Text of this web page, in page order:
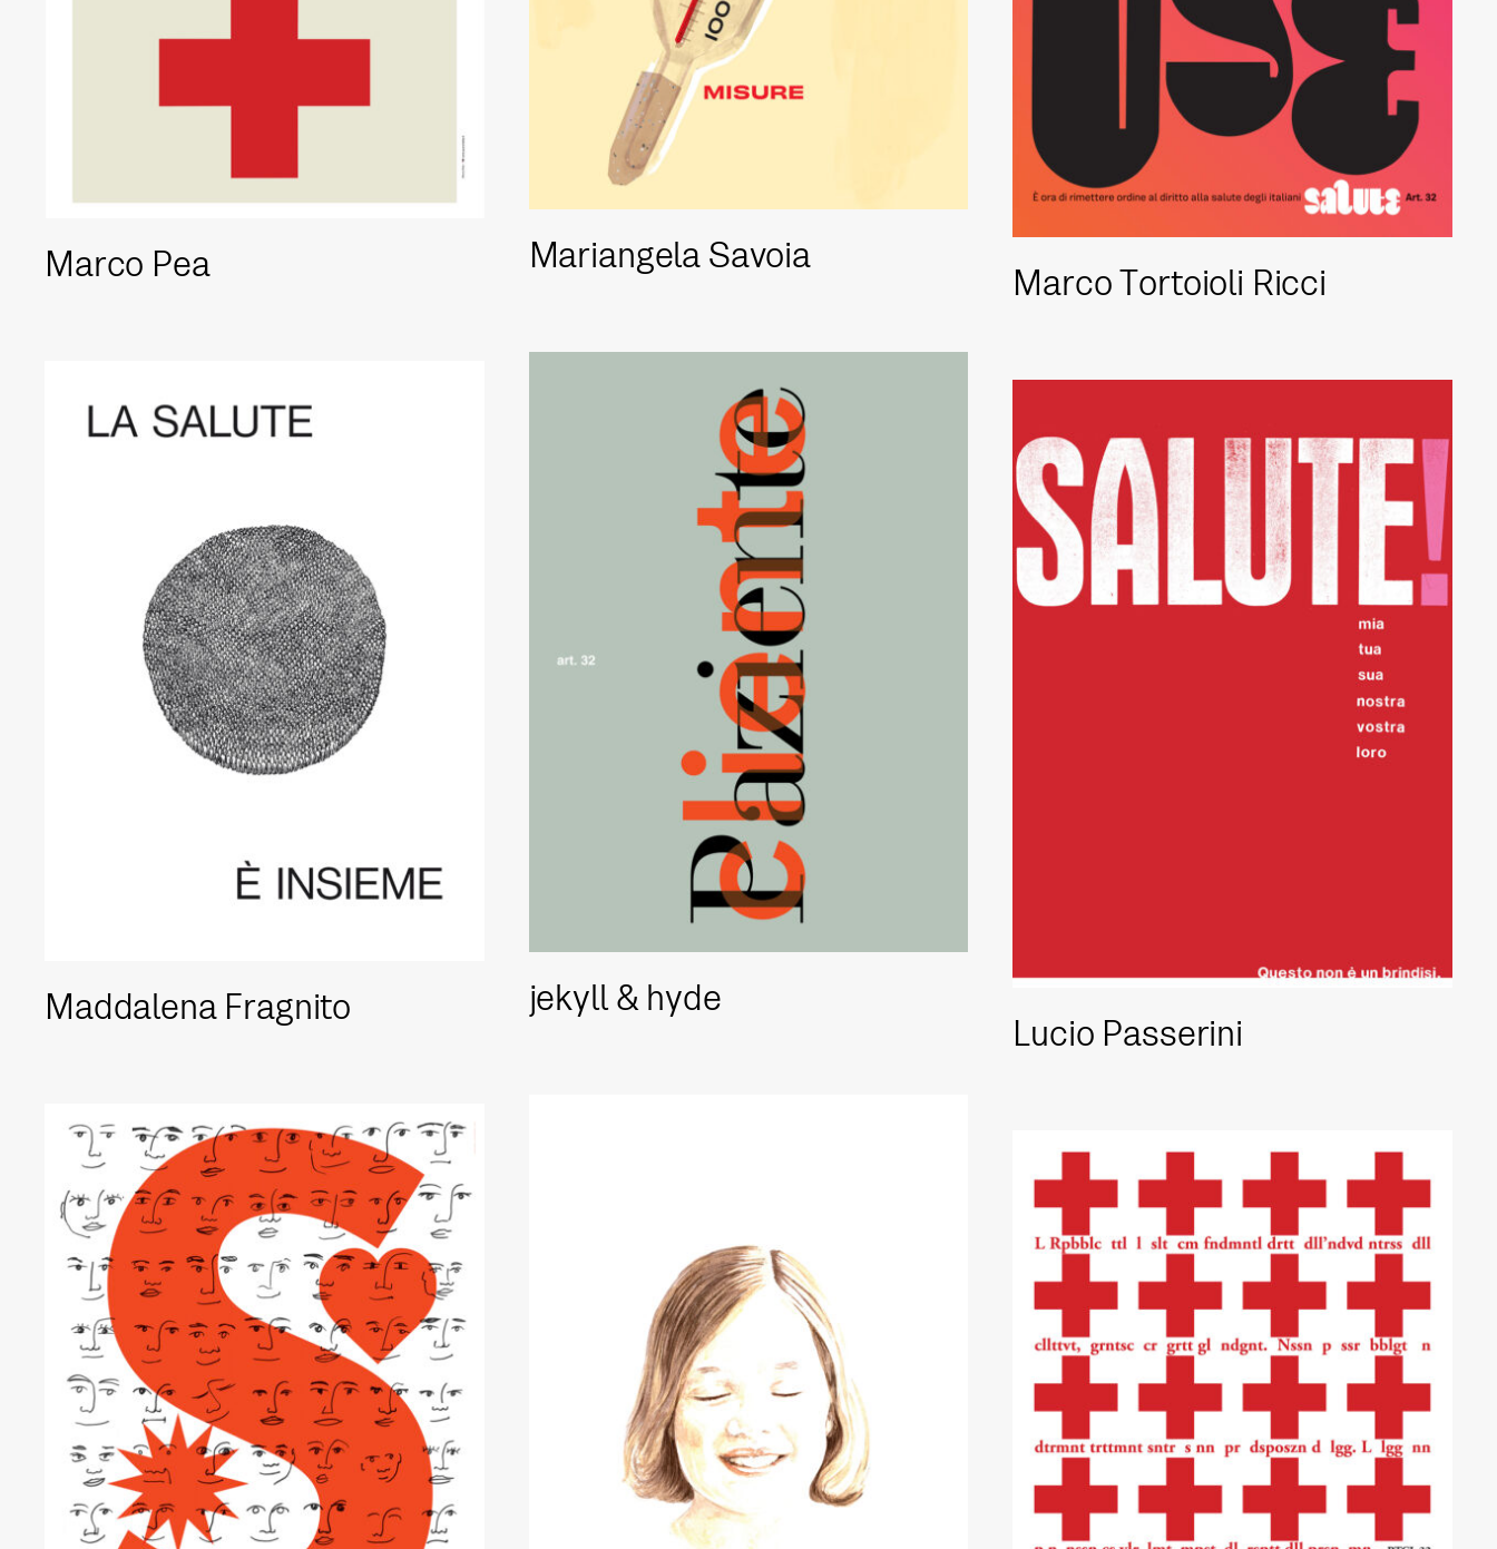
Mariangela Savoia
Marco Tortoioli Ricci
Marco Pea
jekyll & hyde
Maddalena Fragnito
Lucio Passerini